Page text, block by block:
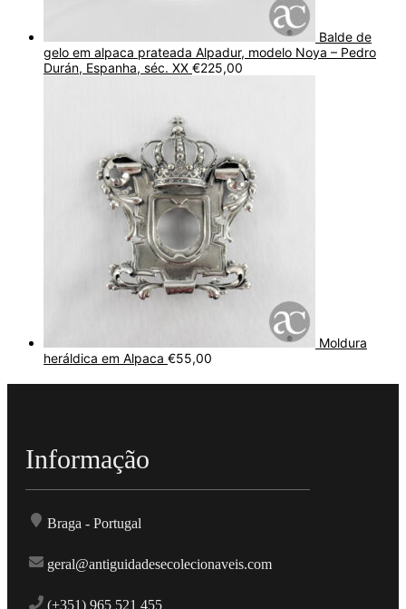
Balde de
gelo em alpaca prateada Alpadur, modelo Noya – Pedro
Durán, Espanha, séc. XX €225,00
Moldura
heráldica em Alpaca €55,00
Informação
Braga - Portugal
geral@antiguidadesecolecionaveis.com
(+351) 965 521 455